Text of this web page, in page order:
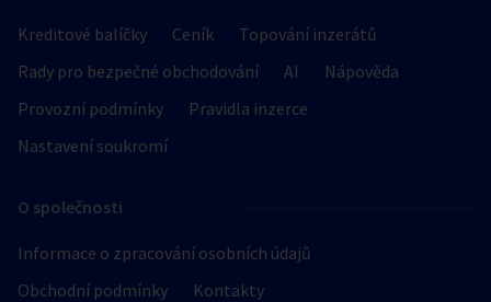
Kreditové balíčky Ceník
Topování inzerátů
Rady pro bezpečné obchodování
AI
Nápověda
Provozní podmínky
Pravidla inzerce
Nastavení soukromí
O společnosti
Informace o zpracování osobních údajů
Obchodní podmínky
Kontakty